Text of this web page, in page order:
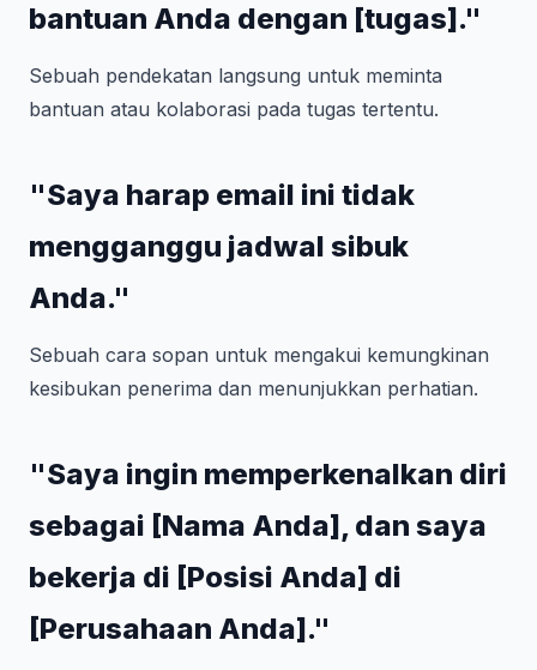
bantuan Anda dengan [tugas]."
Sebuah pendekatan langsung untuk meminta
bantuan atau kolaborasi pada tugas tertentu.
"Saya harap email ini tidak
mengganggu jadwal sibuk
Anda."
Sebuah cara sopan untuk mengakui kemungkinan
kesibukan penerima dan menunjukkan perhatian.
"Saya ingin memperkenalkan diri
sebagai [Nama Anda], dan saya
bekerja di [Posisi Anda] di
[Perusahaan Anda]."